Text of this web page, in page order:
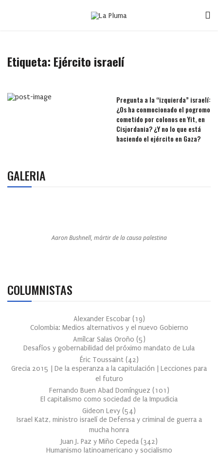
Etiqueta: Ejército israelí
Pregunta a la “izquierda” israelí:
¿Os ha conmocionado el pogromo
cometido por colonos en Yit, en
Cisjordania? ¿Y no lo que está
haciendo el ejército en Gaza?
GALERIA
Aaron Bushnell, mártir de la causa palestina
COLUMNISTAS
Alexander Escobar (19)
Colombia: Medios alternativos y el nuevo Gobierno
Amílcar Salas Oroño (5)
Desafíos y gobernabilidad del próximo mandato de Lula
Éric Toussaint (42)
Grecia 2015 | De la esperanza a la capitulación | Lecciones para
el futuro
Fernando Buen Abad Domínguez (101 )
El capitalismo como sociedad de la Impudicia
Gideon Levy (54)
Israel Katz, ministro israelí de Defensa y criminal de guerra a
mucha honra
Juan J. Paz y Miño Cepeda (342)
Humanismo latinoamericano y socialismo